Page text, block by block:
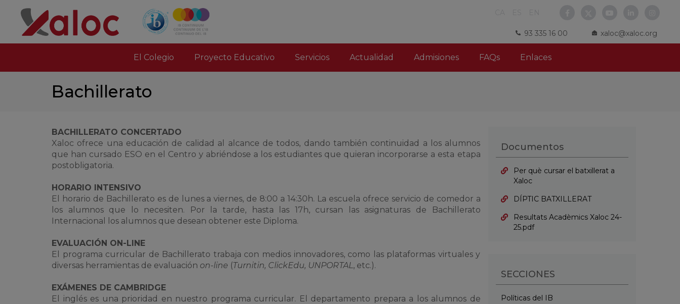
93 335 16 00 xaloc@xaloc.org
El Colegio Proyecto Educativo Servicios Actualidad Admisiones FAQs Enlaces
Bachillerato
BACHILLERATO CONCERTADO
Xaloc ofrece una educación de calidad al alcance de todos, dando también continuidad a los alumnos
que han cursado ESO en el Centro y abriéndose a los estudiantes que quieran incorporarse a esta etapa
postobligatoria.
HORARIO INTENSIVO
El horario de Bachillerato es de lunes a viernes, de 8:00 a 14:30h. La escuela ofrece servicio de comedor a
los alumnos que lo necesiten. Por la tarde, hasta las 17h, cursan las asignaturas de Bachillerato
Internacional los alumnos que desean obtener este Diploma.
EVALUACIÓN ON-LINE
El programa curricular de Bachillerato trabaja con medios innovadores, como las plataformas virtuales y
diversas herramientas de evaluación on-line (Turnitin, ClickEdu, UNPORTAL , etc.).
EXÁMENES DE CAMBRIDGE
El inglés es una prioridad en nuestro programa curricular. El departamento prepara a los alumnos de
Documentos
Per què cursar el batxillerat a
Xaloc
DÍPTIC BATXILLERAT
Resultats Acadèmics Xaloc 24-
25.pdf
SECCIONES
Políticas del IB